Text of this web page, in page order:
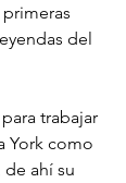
del
trabajar
York como
ahí su